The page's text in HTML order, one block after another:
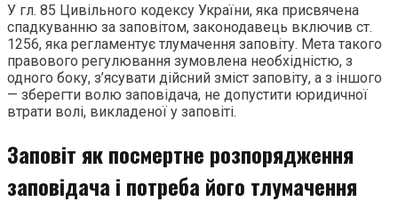
У гл. 85 Цивільного кодексу України, яка присвячена
спадкуванню за заповітом, законодавець включив ст.
1256, яка регламентує тлумачення заповіту. Мета такого
правового регулювання зумовлена необхідністю, з
одного боку, з’ясувати дійсний зміст заповіту, а з іншого
— зберегти волю заповідача, не допустити юридичної
втрати волі, викладеної у заповіті.
Заповіт як посмертне розпорядження
заповідача і потреба його тлумачення